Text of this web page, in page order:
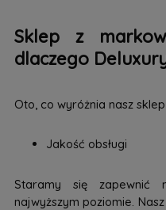
Sklep z
dlaczego
Oto, co wyróżnia nasz
Jakość obsługi
Staramy się zapewnić
najwyższym poziomie.